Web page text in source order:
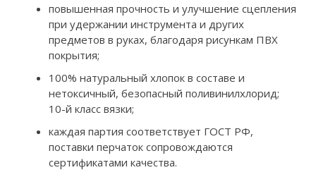
повышенная прочность и улучшение сцепления
при удержании инструмента и других
предметов в руках, благодаря рисункам ПВХ
покрытия;
100% натуральный хлопок в составе и
нетоксичный, безопасный поливинилхлорид;
10-й класс вязки;
каждая партия соответствует ГОСТ РФ,
поставки перчаток сопровождаются
сертификатами качества.